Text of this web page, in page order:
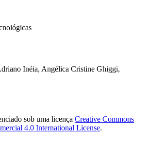
Inéia, Angélica Cristine Ghiggi,
sob uma licença Creative Commons
4.0 International License.